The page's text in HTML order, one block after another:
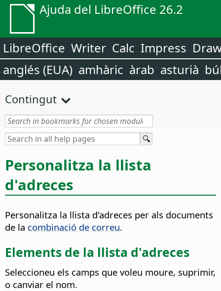
Ajuda del LibreOffice 26.2
LibreOffice Writer Calc Impress
anglés (EUA) amhàric àrab asturià
Contingut
Personalitza la llista
d'adreces
Personalitza la llista d'adreces per als documents
de la combinació de correu.
Elements de la llista d'adreces
Seleccioneu els camps que voleu moure, suprimir,
o canviar el nom.